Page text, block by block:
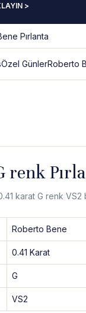
>
Özel GünlerRoberto
renk
karat G renk
Roberto Bene
0.41 Karat
G
VS2